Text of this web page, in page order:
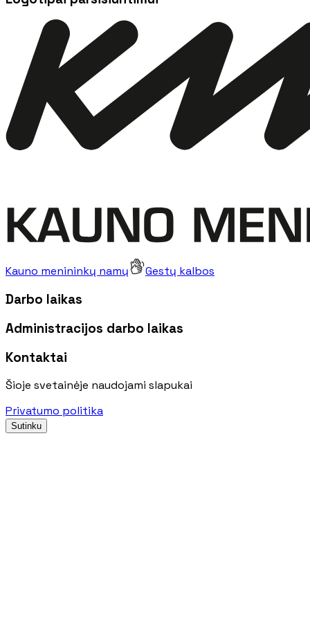
Kauno menininkų namų Gestų kalbos
Darbo laikas
Administracijos darbo laikas
Kontaktai
Šioje svetainėje naudojami slapukai
Privatumo politika
Sutinku